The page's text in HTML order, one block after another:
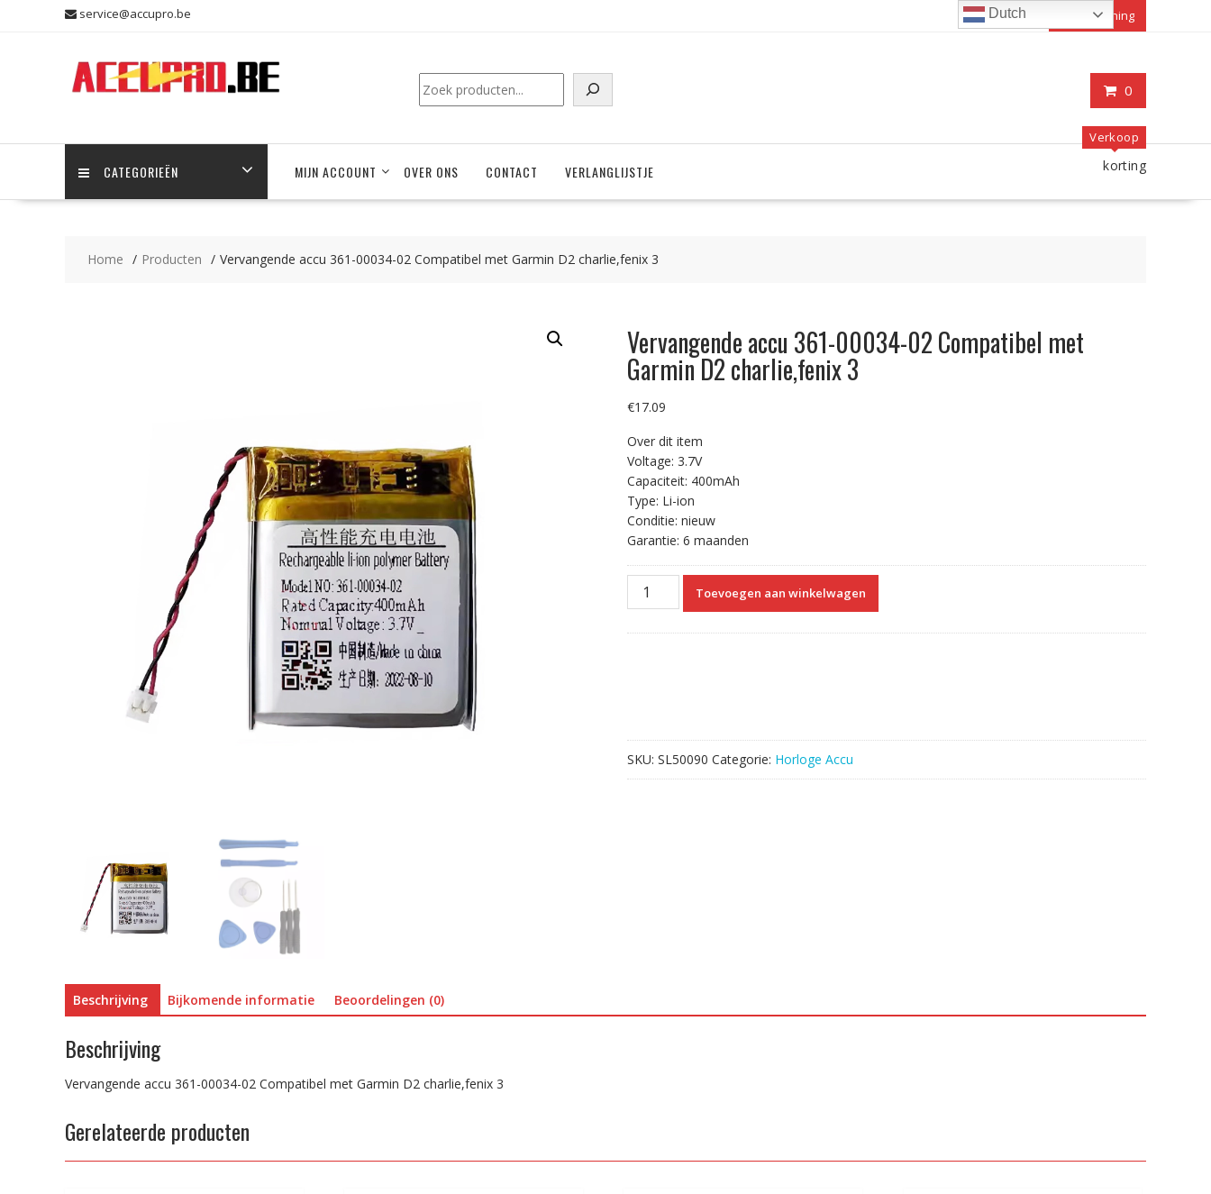
service@accupro.be Mijn rekening
0
Zoeken
CATEGORIEËN MIJN ACCOUNT OVER ONS CONTACT VERLANGLIJSTJE
Verkoop
korting
Home Producten Vervangende accu 361-00034-02 Compatibel met Garmin D2 charlie,fenix 3
Vervangende accu 361-00034-02 Compatibel met
Garmin D2 charlie,fenix 3
€17.09
Over dit item
Voltage: 3.7V
Capaciteit: 400mAh
Type: Li-ion
Conditie: nieuw
Garantie: 6 maanden
Vervangende
accu
D2
charlie,fenix
3
Toevoegen aan winkelwagen
SKU: SL50090 Categorie: Horloge Accu
Beschrijving Bijkomende informatie Beoordelingen (0)
Beschrijving
Vervangende accu 361-00034-02 Compatibel met Garmin D2 charlie,fenix 3
Gerelateerde producten
Dutch